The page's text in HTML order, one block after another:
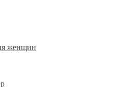
женщин